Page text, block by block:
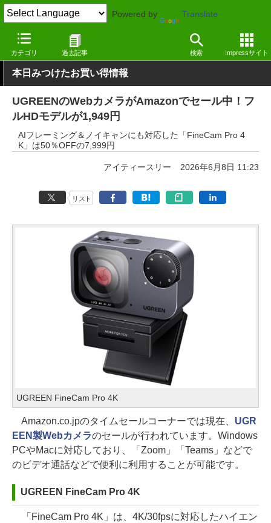
Powered by Translate
カテゴリ 過去記事 検索 Impressサイト
窓の杜 セール
本日みつけたお買い得情報
UGREENのWebカメラがAmazonでセール中！フ
ルHDモデルが1,949円
AIフレーミング＆ノイキャンにも対応した「FineCam Pro 4
K」は50％OFFの7,999円
アイティースリー 2026年6月8日 11:23
リスト
UGREEN FineCam Pro 4K
Amazon.co.jpのタイムセールコーナーでは現在、 UGR
EEN製Webカメラのセールが行われています。Windows
PCやMacに対応しており、「Zoom」「Teams」などで
のビデオ通話などで便利に利用することが可能です。
UGREEN FineCam Pro 4K
「FineCam Pro 4K」は、4K/30fpsに対応したハイエン